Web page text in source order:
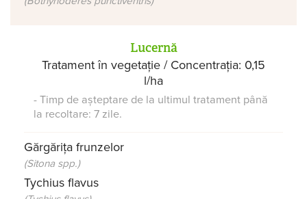
Lucernă
Tratament în vegetație / Concentrația: 0,15
l/ha
- Timp de așteptare de la ultimul tratament până
la recoltare: 7 zile.
Gărgărița frunzelor
(Sitona spp.)
Tychius flavus